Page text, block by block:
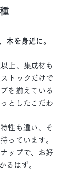
木を身近に。
上、集成材も
トックだけで
を揃えている
としたこだわ
性も違い、そ
っています。
ップで、お好
るはず。